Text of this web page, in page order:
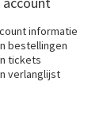
informatie
bestellingen
tickets
verlanglijst